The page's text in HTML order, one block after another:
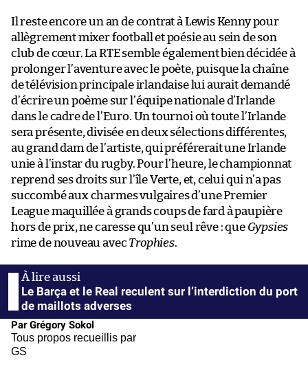
Il reste encore un an de contrat à Lewis Kenny pour
allègrement mixer football et poésie au sein de son
club de cœur. La RTE semble également bien décidée à
prolonger l’aventure avec le poète, puisque la chaîne
de télévision principale irlandaise lui aurait demandé
d’écrire un poème sur l’équipe nationale d’Irlande
dans le cadre de l’Euro. Un tournoi où toute l’Irlande
sera présente, divisée en deux sélections différentes,
au grand dam de l’artiste, qui préférerait une Irlande
unie à l’instar du rugby. Pour l’heure, le championnat
reprend ses droits sur l’île Verte, et, celui qui n’a pas
succombé aux charmes vulgaires d’une Premier
League maquillée à grands coups de fard à paupière
hors de prix, ne caresse qu’un seul rêve : que Gypsies
rime de nouveau avec Trophies.
Le Barça et le Real reculent sur l’interdiction du port
de maillots adverses
Par Grégory Sokol
Tous propos recueillis par
GS